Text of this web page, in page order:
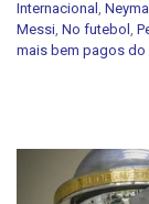
Internacional
Messi No futebol
mais bem pagos do